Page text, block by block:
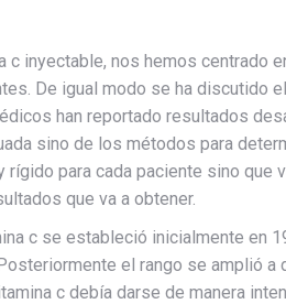
inyectable, nos hemos
De igual modo se ha discutido
han reportado resultados
sino de los métodos para
para cada paciente sino
que va a obtener.
c se estableció inicialmente en
el rango se amplió
c debía darse de manera